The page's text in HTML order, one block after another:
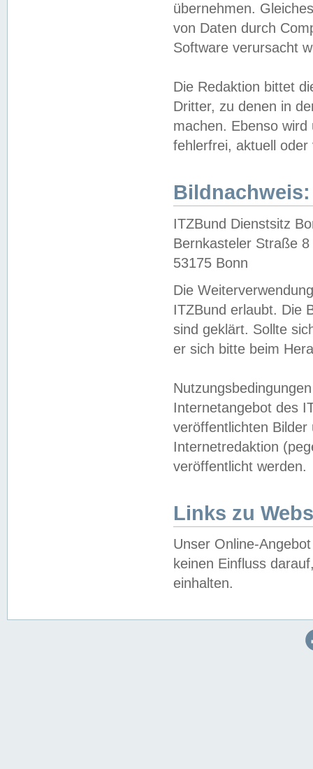
übernehmen.
von Daten durch
Software verursacht
Die Redaktion bittet
Dritter, zu denen in
machen. Ebenso
fehlerfrei, aktuell oder
Bildnachweis:
ITZBund Dienstsitz
Bernkasteler Straße 8
53175 Bonn
Die
ITZBund erlaubt. Die
sind geklärt. Sollte
er sich bitte beim
Internetangebot des
veröffentlichten
Internetredaktion
veröffentlicht werden.
Links zu
Unser Online-
keinen Einfluss
einhalten.